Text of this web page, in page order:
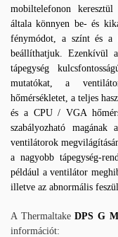
mobiltelefonon
általa könnyen be- és
fénymódot, a színt és a
beállíthatjuk. Ezenkívül
tápegység
mutatókat, a
hőmérsékletet, a teljes
és a CPU / VGA
szabályozható
ventilátorok
a nagyobb tápegység-
például a ventilátor
illetve az abnormális
A ThermaltakeDPS G
információt: